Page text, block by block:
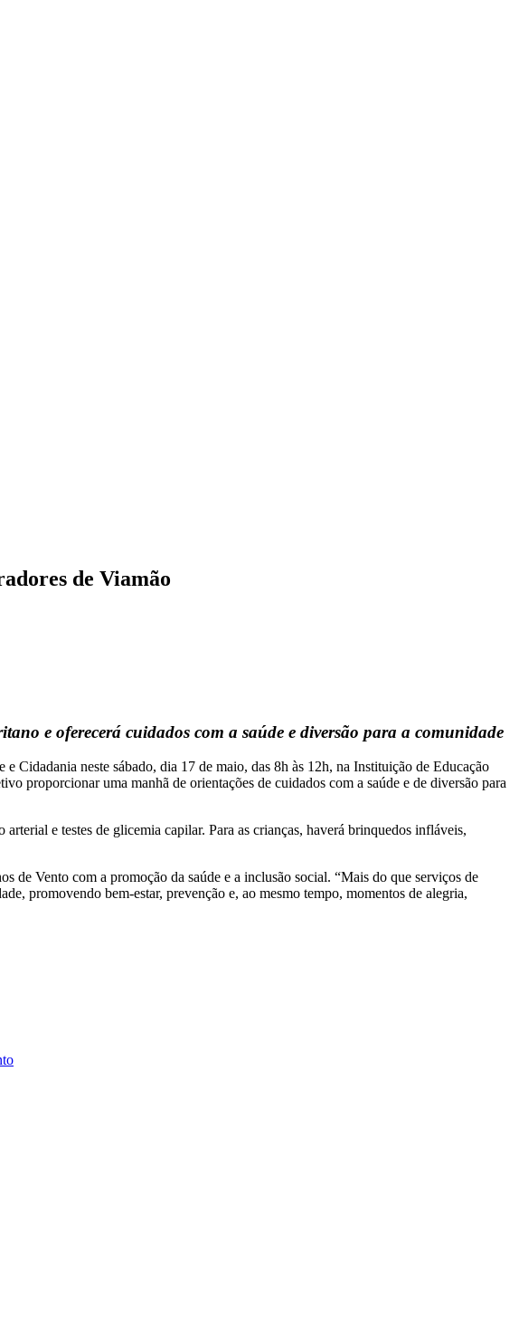
de Viamão
e oferecerá cuidados com a saúde e diversão para a comunidade
neste sábado, dia 17 de maio, das 8h às 12h, na Instituição de Educação
proporcionar uma manhã de orientações de cuidados com a saúde e de diversão para
e testes de glicemia capilar. Para as crianças, haverá brinquedos infláveis,
Vento com a promoção da saúde e a inclusão social. “Mais do que serviços de
promovendo bem-estar, prevenção e, ao mesmo tempo, momentos de alegria,